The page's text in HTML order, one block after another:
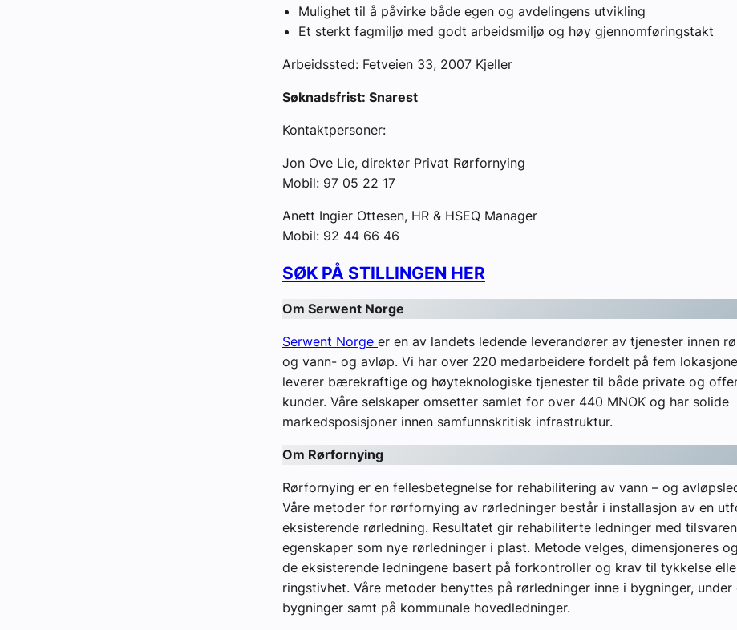
Mulighet til å påvirke både egen og avdelingens utvikling
Et sterkt fagmiljø med godt arbeidsmiljø og høy gjennomføringstakt
Arbeidssted: Fetveien 33, 2007 Kjeller
Søknadsfrist: Snarest
Kontaktpersoner:
Jon Ove Lie, direktør Privat Rørfornying
Mobil: 97 05 22 17
Anett Ingier Ottesen, HR & HSEQ Manager
Mobil: 92 44 66 46
SØK PÅ STILLINGEN HER
Om Serwent Norge
Serwent Norge er en av landets ledende leverandører av tjenester innen
og vann- og avløp. Vi har over 220 medarbeidere fordelt på fem
leverer bærekraftige og høyteknologiske tjenester til både private og
kunder. Våre selskaper omsetter samlet for over 440 MNOK og har solide
markedsposisjoner innen samfunnskritisk infrastruktur.
Om Rørfornying
Rørfornying er en fellesbetegnelse for rehabilitering av vann – og
Våre metoder for rørfornying av rørledninger består i installasjon av en
eksisterende rørledning. Resultatet gir rehabiliterte ledninger med
egenskaper som nye rørledninger i plast. Metode velges, dimensjoneres
de eksisterende ledningene basert på forkontroller og krav til tykkelse
ringstivhet. Våre metoder benyttes på rørledninger inne i bygninger,
bygninger samt på kommunale hovedledninger.